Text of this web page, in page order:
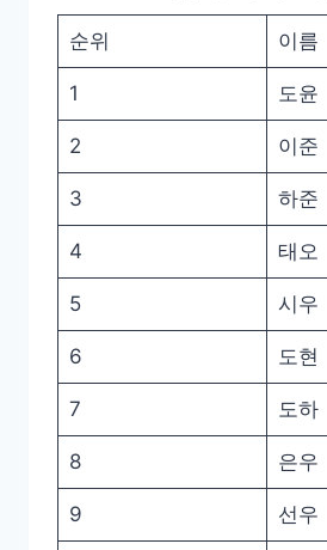
순위 이름
1 도윤
2 이준
3 하준
4 태오
5 시우
6 도현
7 도하
8 은우
9 선우